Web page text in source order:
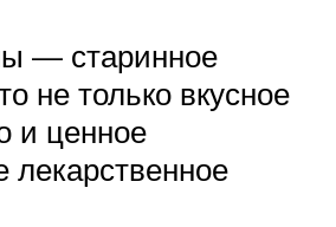
— старинное
не только вкусное
и ценное
лекарственное